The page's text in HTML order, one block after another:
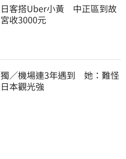
日客搭Uber小黃　中正區到故
宮收3000元
獨／機場連3年遇到　她：難怪
日本觀光強